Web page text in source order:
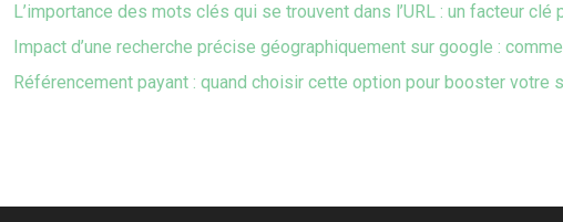
L’importance des mots clés qui se trouvent dans l’URL : un facteur clé
Impact d’une recherche précise géographiquement sur google :
Référencement payant : quand choisir cette option pour booster votre